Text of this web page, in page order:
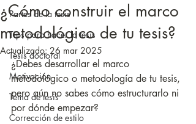
Partes de la tesis
Tips para hacer la tesis
Tesis doctoral
Motivación
Tema de tesis
Corrección de estilo
¿Cómo construir el marco
metodológico de tu tesis?
Actualizado: 26 mar 2025
¿Debes desarrollar el marco
metodológico o metodología de tu tesis,
pero aún no sabes cómo estructurarlo ni
por dónde empezar?